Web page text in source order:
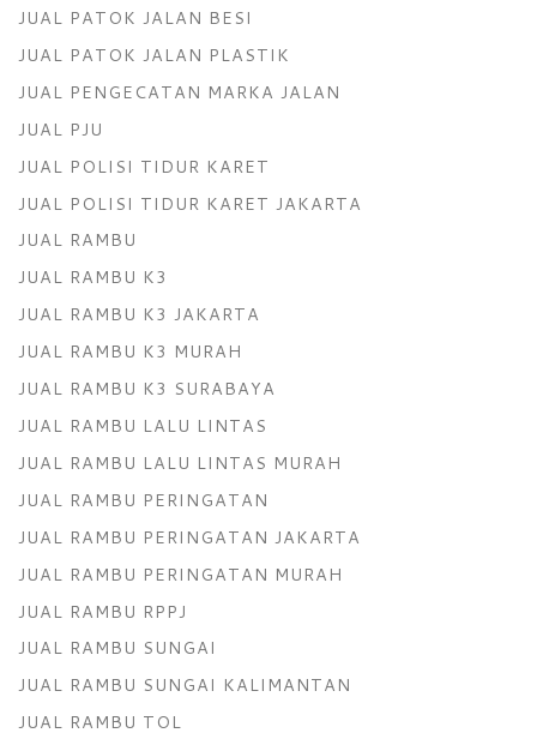
JUAL PATOK JALAN BESI
JUAL PATOK JALAN PLASTIK
JUAL PENGECATAN MARKA JALAN
JUAL PJU
JUAL POLISI TIDUR KARET
JUAL POLISI TIDUR KARET JAKARTA
JUAL RAMBU
JUAL RAMBU K3
JUAL RAMBU K3 JAKARTA
JUAL RAMBU K3 MURAH
JUAL RAMBU K3 SURABAYA
JUAL RAMBU LALU LINTAS
JUAL RAMBU LALU LINTAS MURAH
JUAL RAMBU PERINGATAN
JUAL RAMBU PERINGATAN JAKARTA
JUAL RAMBU PERINGATAN MURAH
JUAL RAMBU RPPJ
JUAL RAMBU SUNGAI
JUAL RAMBU SUNGAI KALIMANTAN
JUAL RAMBU TOL